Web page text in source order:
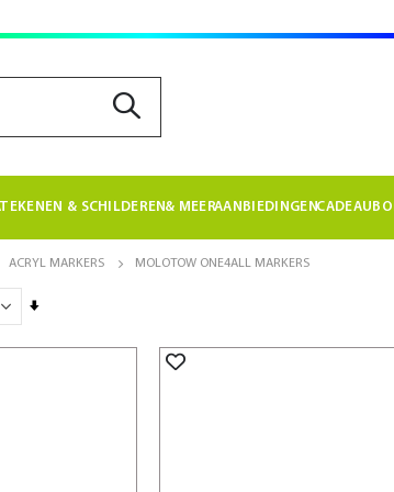
TEKENEN & SCHILDEREN& MEERAANBIEDINGEN
ACRYL MARKERS MOLOTOW ONE4ALL MARKERS
Van